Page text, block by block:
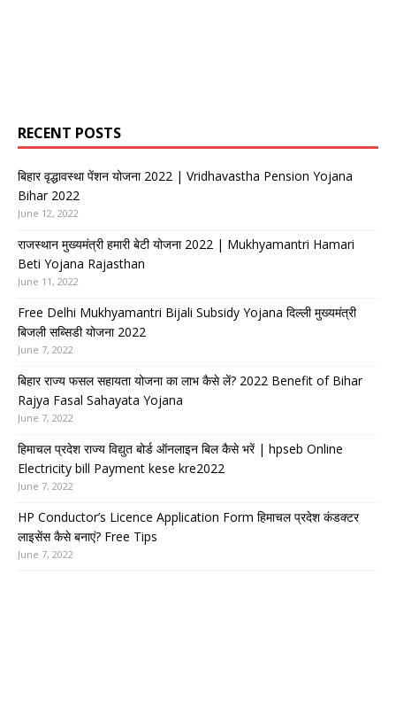
RECENT POSTS
बिहार वृद्धावस्था पेंशन योजना 2022 | Vridhavastha Pension Yojana
Bihar 2022
June 12, 2022
राजस्थान मुख्यमंत्री हमारी बेटी योजना 2022 | Mukhyamantri Hamari
Beti Yojana Rajasthan
June 11, 2022
Free Delhi Mukhyamantri Bijali Subsidy Yojana दिल्ली मुख्यमंत्री
बिजली सब्सिडी योजना 2022
June 7, 2022
बिहार राज्य फसल सहायता योजना का लाभ कैसे लें? 2022 Benefit of Bihar
Rajya Fasal Sahayata Yojana
June 7, 2022
हिमाचल प्रदेश राज्य विद्युत बोर्ड ऑनलाइन बिल कैसे भरें | hpseb Online
Electricity bill Payment kese kre2022
June 7, 2022
HP Conductor’s Licence Application Form हिमाचल प्रदेश कंडक्टर
लाइसेंस कैसे बनाएं? Free Tips
June 7, 2022